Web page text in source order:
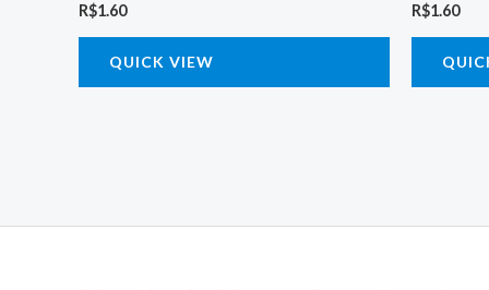
R$1.60
QUICK VIEW
R$1.60